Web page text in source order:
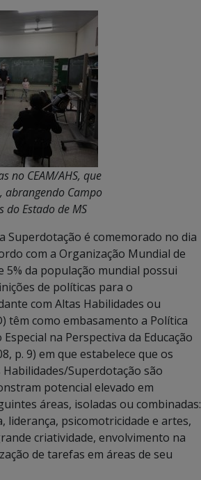
no CEAM/AHS, que
abrangendo Campo
do Estado de MS
Superdotação é comemorado no dia
com a Organização Mundial de
5% da população mundial possui
de políticas para o
com Altas Habilidades ou
têm como embasamento a Política
na Perspectiva da Educação
p. 9) em que estabelece que os
Superdotação são
potencial elevado em
áreas, isoladas ou combinadas:
liderança, psicomotricidade e artes,
criatividade, envolvimento na
de tarefas em áreas de seu